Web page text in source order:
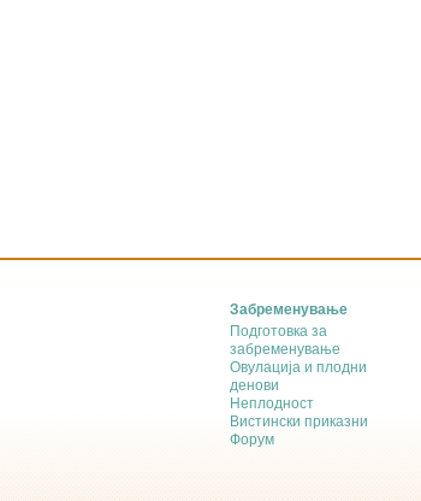
Забременување
Подготовка за
забременување
Овулација и плодни
денови
Неплодност
Вистински приказни
Форум